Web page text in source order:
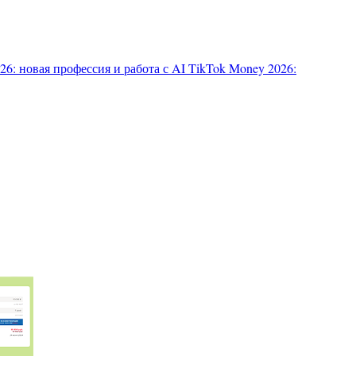
новая профессия и работа с AITikTok Money 2026: